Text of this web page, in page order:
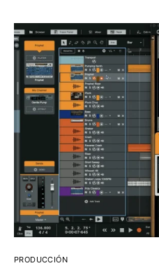
PRODUCCIÓN